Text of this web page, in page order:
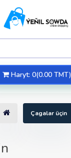
Haryt: 0(0.00 TMT)
Çagalar üçin